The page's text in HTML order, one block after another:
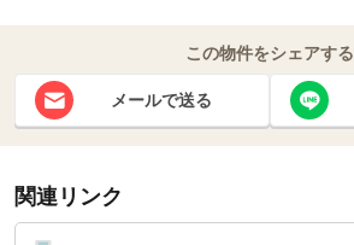
この物件をシェアする
メールで送る
関連リンク